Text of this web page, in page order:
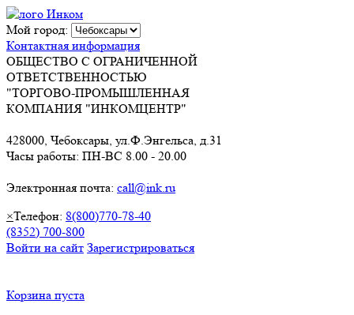
Мой город:
Контактная информация
ОБЩЕСТВО С ОГРАНИЧЕННОЙ
ОТВЕТСТВЕННОСТЬЮ
"ТОРГОВО-ПРОМЫШЛЕННАЯ
КОМПАНИЯ "ИНКОМЦЕНТР"
428000, Чебоксары, ул.Ф.Энгельса, д.31
Часы работы: ПН-ВС 8.00 - 20.00
Электронная почта: call@ink.ru
×Телефон: 8(800)770-78-40
(8352) 700-800
Войти на сайт Зарегистрироваться
Корзина пуста